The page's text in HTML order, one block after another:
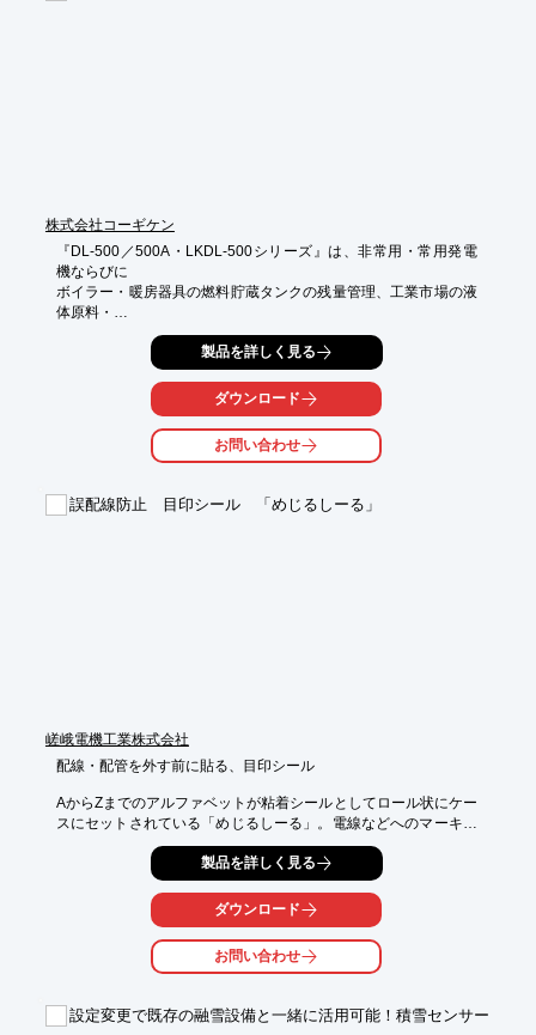
株式会社コーギケン
『DL-500／500A・LKDL-500シリーズ』は、非常用・常用発電
機ならびに
ボイラー・暖房器具の燃料貯蔵タンクの残量管理、工業市場の液
体原料・
製品を貯蔵するタンク・水槽などの残量管理に好適な汎用レベル
貯蔵する液体が危険物として指定された燃料油などでも安全に
使用することができる本質安全防爆構造。
液面指示計は屋内壁取付型、屋外壁取付型、屋内パネル取付型を
準備しております。
【特長】
製品を詳しく見る
ダウンロード
お問い合わせ
誤配線防止 目印シール 「めじるしーる」
嵯峨電機工業株式会社
配線・配管を外す前に貼る、目印シール
AからZまでのアルファベットが粘着シールとしてロール状にケー
スにセットされている「めじるしーる」。電線などへのマーキン
グが、至って容易です。複雑な配線・結線作業の誤りを無くし、
その作業性を高める上に、「めじるしーる」はまさに欠かせませ
●細かな電線へのマーキングも容易な粘着性。なのに作業完了後
の取り外しは簡単。
●A～Z、2枚1組で1セット。1ケースには10セット入っています。
製品を詳しく見る
ダウンロード
お問い合わせ
設定変更で既存の融雪設備と一緒に活用可能！積雪センサー